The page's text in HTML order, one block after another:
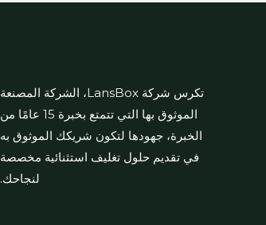
تكرس شركة LansBox، الشركة المصنعة
الموثوق بها التي تتمتع بخبرة 15 عامًا من
الخبرة، جهودها لتكون شريكك الموثوق به
في تقديم حلول تغليف استثنائية مخصصة
لنجاحك.